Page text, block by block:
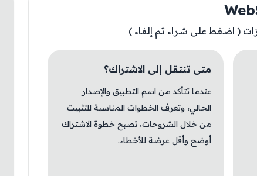
متى تنتقل إلى الاشتراك؟
عندما تتأكد من اسم التطبيق والإصدار
الحالي، وتعرف الخطوات المناسبة للتثبيت
من خلال الشروحات، تصبح خطوة الاشتراك
أوضح وأقل عرضة للأخطاء.